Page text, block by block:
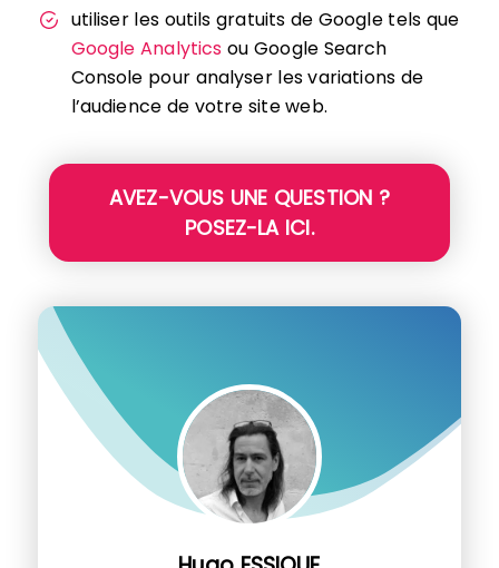
utiliser les outils gratuits de Google tels que
Google Analytics ou Google Search
Console pour analyser les variations de
l’audience de votre site web.
AVEZ-VOUS UNE QUESTION ?
POSEZ-LA ICI.